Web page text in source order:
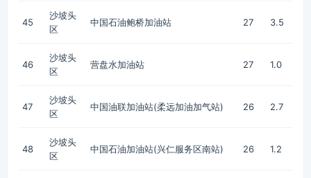
45
沙坡头
区
中国石油鲍桥加油站 27 3.5
46
沙坡头
区
营盘水加油站 27 1.0
47
沙坡头
区
中国油联加油站(柔远加油加气站) 26 2.7
48
沙坡头
区
中国石油加油站(兴仁服务区南站) 26 1.2